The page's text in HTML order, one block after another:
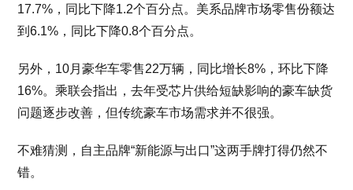
17.7%，同比下降1.2个百分点。美系品牌市场零售份额达
到6.1%，同比下降0.8个百分点。
另外，10月豪华车零售22万辆，同比增长8%，环比下降
16%。乘联会指出，去年受芯片供给短缺影响的豪车缺货
问题逐步改善，但传统豪车市场需求并不很强。
不难猜测，自主品牌“新能源与出口”这两手牌打得仍然不
错。